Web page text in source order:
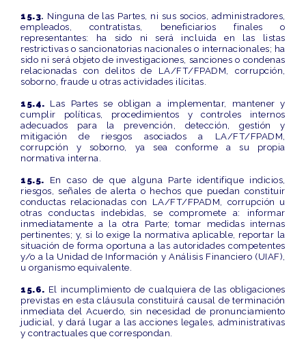
15.3. Ninguna de las Partes, ni sus socios, administradores,
empleados, contratistas, beneficiarios finales o
representantes: ha sido ni será incluida en las listas
restrictivas o sancionatorias nacionales o internacionales; ha
sido ni será objeto de investigaciones, sanciones o condenas
relacionadas con delitos de LA/FT/FPADM, corrupción,
soborno, fraude u otras actividades ilícitas.
15.4. Las Partes se obligan a implementar, mantener y
cumplir políticas, procedimientos y controles internos
adecuados para la prevención, detección, gestión y
mitigación de riesgos asociados a LA/FT/FPADM,
corrupción y soborno, ya sea conforme a su propia
normativa interna.
15.5. En caso de que alguna Parte identifique indicios,
riesgos, señales de alerta o hechos que puedan constituir
conductas relacionadas con LA/FT/FPADM, corrupción u
otras conductas indebidas, se compromete a: informar
inmediatamente a la otra Parte; tomar medidas internas
pertinentes; y, si lo exige la normativa aplicable, reportar la
situación de forma oportuna a las autoridades competentes
y/o a la Unidad de Información y Análisis Financiero (UIAF),
u organismo equivalente.
15.6. El incumplimiento de cualquiera de las obligaciones
previstas en esta cláusula constituirá causal de terminación
inmediata del Acuerdo, sin necesidad de pronunciamiento
judicial, y dará lugar a las acciones legales, administrativas
y contractuales que correspondan.